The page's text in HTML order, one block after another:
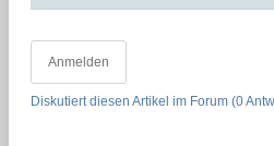
Anmelden
Diskutiert diesen Artikel im Forum (0